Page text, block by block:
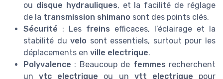
ou disque hydrauliques, et la facilité de réglage
de la transmission shimano sont des points clés.
Sécurité : Les freins efficaces, l’éclairage et la
stabilité duvelo sont essentiels, surtout pour les
déplacements en ville electrique.
Polyvalence : Beaucoup de femmes recherchent
unvtc electrique ou un vtt electrique pour